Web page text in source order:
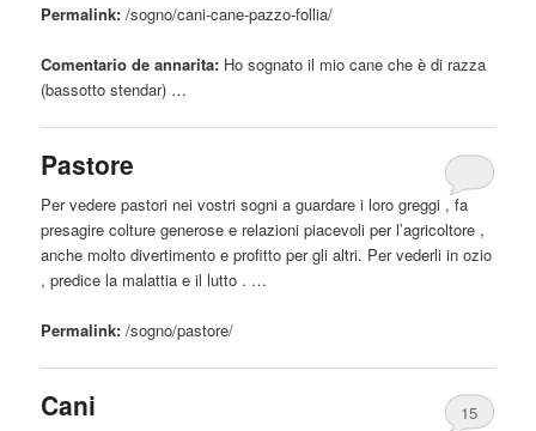
Permalink: /sogno/cani-cane-pazzo-follia/
Comentario de annarita: Ho sognato il miocane che è di razza
(bassotto stendar) …
Pastore
Per vedere pastori nei vostri sogni a guardare i loro greggi , fa
presagire colture generose e relazioni piacevoli per l’agricoltore ,
anche molto divertimento e profitto per gli altri. Per vederli in ozio
, predice la malattia e il lutto . …
Permalink: /sogno/pastore/
Cani
15